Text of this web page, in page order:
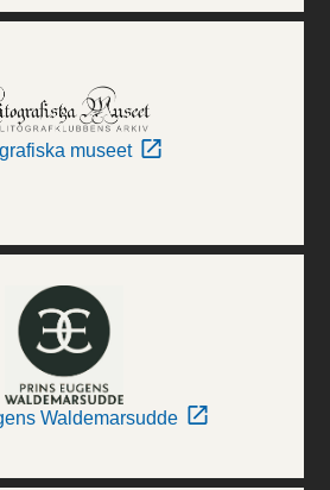
museet
Waldemarsudde